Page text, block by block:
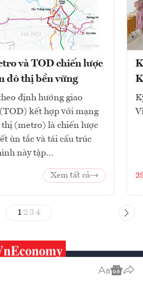
và TOD chiến lược
đô thị bền vững
định hướng giao
kết hợp với mạng
thị (metro) là chiến lược
ùn tắc và tái cấu trúc
này tập...
Xem tất cả
1 23 4